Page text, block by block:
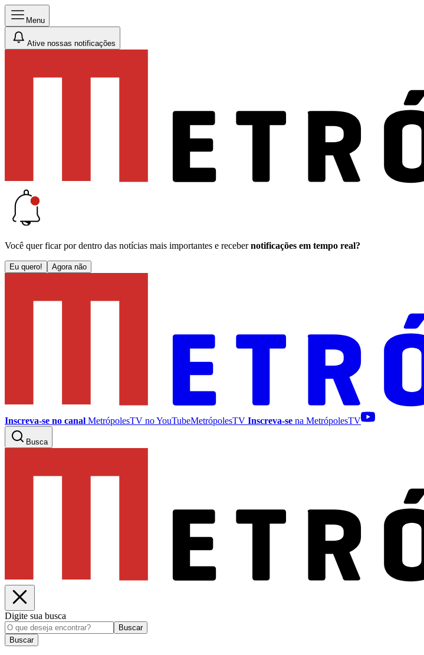
Menu
Ative nossas notificações
Você quer ficar por dentro das notícias mais importantes e receber notificações em tempo real?
Eu quero! Agora não
Inscreva-se no canal MetrópolesTV noYouTubeMetrópolesTV Inscreva-se na MetrópolesTV
Busca
Digite sua busca
Buscar
Buscar